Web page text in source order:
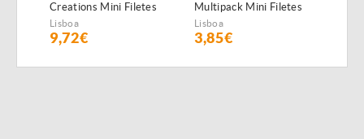
Creations Mini Filetes
de Boi
Lisboa
9,72€
Multipack Mini Filetes
de Peixe do Oceano e
atum
Lisboa
3,85€